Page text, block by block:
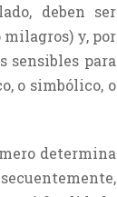
deben ser
y, por
sensibles para
o simbólico, o
determina